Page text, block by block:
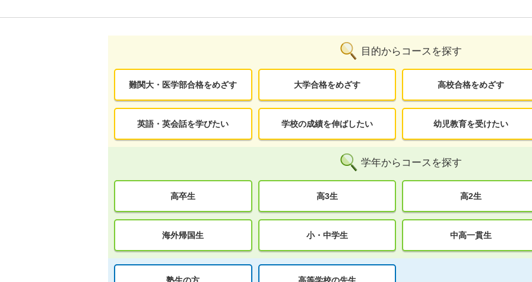
目的からコースを探す
難関大・医学部合格をめざす 大学合格をめざす 高校合格をめざす
英語・英会話を学びたい 学校の成績を伸ばしたい 幼児教育を受けたい
学年からコースを探す
高卒生 高3生 高2生
海外帰国生 小・中学生 中高一貫生